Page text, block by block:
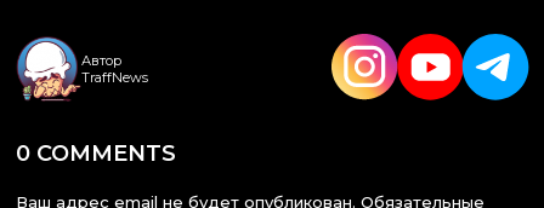
Автор
TraffNews
0 COMMENTS
Ваш адрес email не будет опубликован. Обязательные